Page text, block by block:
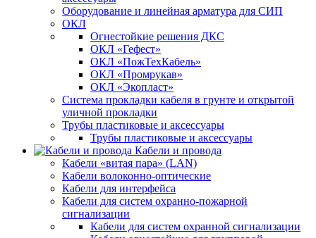
Оборудование и линейная арматура для СИП
ОКЛ
Огнестойкие решения ДКС
ОКЛ «Гефест»
ОКЛ «ПожТехКабель»
ОКЛ «Промрукав»
ОКЛ «Экопласт»
Система прокладки кабеля в грунте и открытой
уличной прокладки
Трубы пластиковые и аксессуары
Трубы пластиковые и аксессуары
Кабели и провода
Кабели «витая пара» (LAN)
Кабели волоконно-оптические
Кабели для интерфейса
Кабели для систем охранно-пожарной
сигнализации
Кабели для систем охранной сигнализации